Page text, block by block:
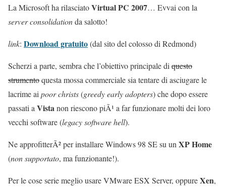
La Microsoft ha rilasciatoVirtual PC 2007… Evvai con la
server consolidationda salotto!
link: Download gratuito(dal sito del colosso di Redmond)
Scherzi a parte, sembra che l’obiettivo principale di questo
strumentoquesta mossa commerciale sia tentare di asciugare le
lacrime ai poor christs(greedy early adopters) che dopo essere
passati a Vistanon riescono piÃ¹ a far funzionare molti dei loro
vecchi software (legacy software hell).
Ne approfitterÃ² per installare Windows 98 SE su un XP Home
(non supportato, ma funzionante!).
Per le cose serie meglio usare VMware ESX Server, oppureXen,